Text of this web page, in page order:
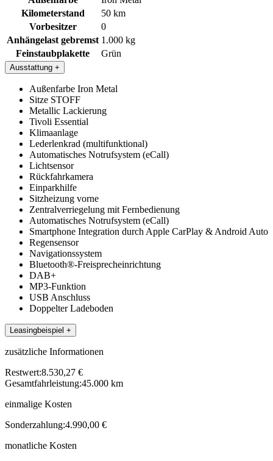
Kilometerstand
50 km
Vorbesitzer
0
Anhängelast gebremst 1.000 kg
Feinstaubplakette
Grün
Ausstattung +
Außenfarbe Iron Metal
Sitze STOFF
Metallic Lackierung
Tivoli Essential
Klimaanlage
Lederlenkrad (multifunktional)
Automatisches Notrufsystem (eCall)
Lichtsensor
Rückfahrkamera
Einparkhilfe
Sitzheizung vorne
Zentralverriegelung mit Fernbedienung
Automatisches Notrufsystem (eCall)
Smartphone Integration durch Apple CarPlay & Android Auto
Regensensor
Navigationssystem
Bluetooth®-Freisprecheinrichtung
DAB+
MP3-Funktion
USB Anschluss
Doppelter Ladeboden
Leasingbeispiel +
zusätzliche Informationen
Restwert:8.530,27 €
Gesamtfahrleistung:45.000 km
einmalige Kosten
Sonderzahlung:4.990,00 €
monatliche Kosten